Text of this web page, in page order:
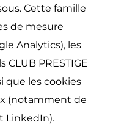
Cette famille
de mesure
Analytics), les
PRESTIGE
que les cookies
(notamment de
LinkedIn).